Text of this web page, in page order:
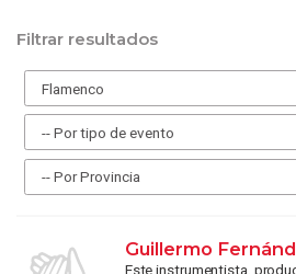
Filtrar resultados
Guillermo
Este instrumentista,